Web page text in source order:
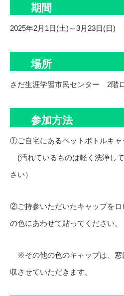
期間
2025年2月1日(土)～3月23日(日)
場所
さだ生涯学習市民センター 2階
参加方法
①ご自宅にあるペットボトルキ
(汚れているものは軽く洗浄し
さい）
②ご持参いただいたキャップをロ
の色にあわせて貼ってください。
※その他の色のキャップは、窓
収させていただきます。